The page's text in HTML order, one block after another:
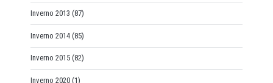
Inverno 2013 (87)
Inverno 2014 (85)
Inverno 2015 (82)
Inverno 2020 (1)